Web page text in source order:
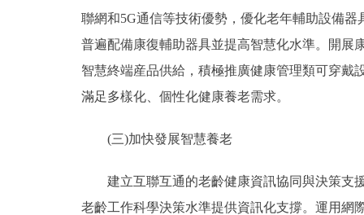
聯網和5G通信等技術優勢，優化老年輔助設備
普遍配備康復輔助器具並提高智慧化水準。開展
智慧終端産品供給，積極推廣健康管理類可穿戴
滿足多樣化、個性化健康養老需求。
(三)加快發展智慧養老
建立互聯互通的老齡健康資訊協同與決策支援
老齡工作科學決策水準提供資訊化支撐。運用網